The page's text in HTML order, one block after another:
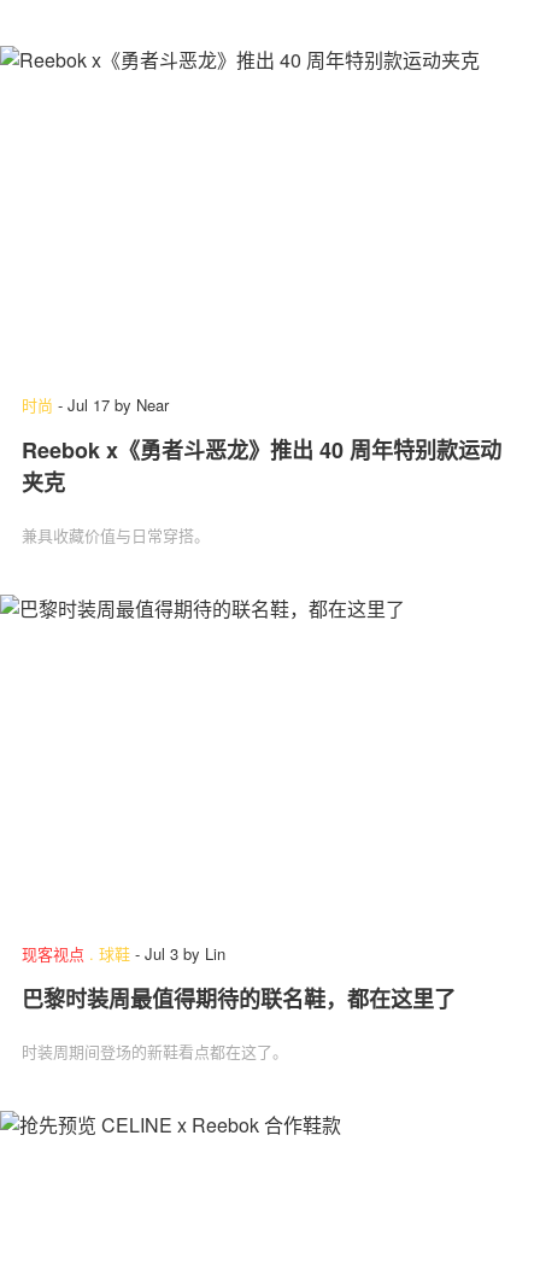
时尚 - Jul 17 by Near
Reebok x《勇者斗恶龙》推出 40 周年特别款运动
夹克
兼具收藏价值与日常穿搭。
现客视点 . 球鞋 - Jul 3 by Lin
巴黎时装周最值得期待的联名鞋，都在这里了
时装周期间登场的新鞋看点都在这了。